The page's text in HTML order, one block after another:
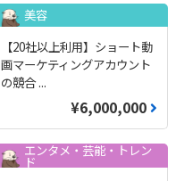
美容
【20社以上利用】ショート動
画マーケティングアカウント
の競合...
¥6,000,000
エンタメ・芸能・トレン
ド